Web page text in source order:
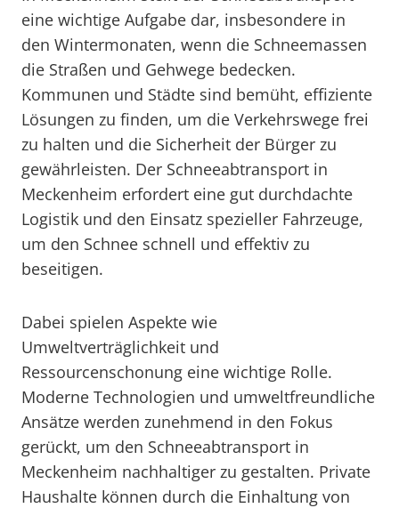
eine wichtige Aufgabe dar, insbesondere in
den Wintermonaten, wenn die Schneemassen
die Straßen und Gehwege bedecken.
Kommunen und Städte sind bemüht, effiziente
Lösungen zu finden, um die Verkehrswege frei
zu halten und die Sicherheit der Bürger zu
gewährleisten. Der Schneeabtransport in
Meckenheim erfordert eine gut durchdachte
Logistik und den Einsatz spezieller Fahrzeuge,
um den Schnee schnell und effektiv zu
beseitigen.
Dabei spielen Aspekte wie
Umweltverträglichkeit und
Ressourcenschonung eine wichtige Rolle.
Moderne Technologien und umweltfreundliche
Ansätze werden zunehmend in den Fokus
gerückt, um den Schneeabtransport in
Meckenheim nachhaltiger zu gestalten. Private
Haushalte können durch die Einhaltung von